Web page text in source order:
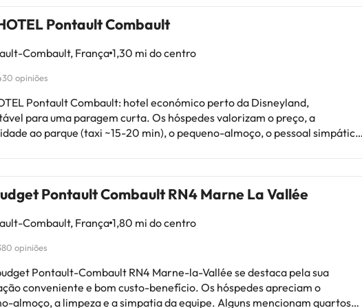
Pontault Combault
Combault, França 1,30 mi do centro
opiniões
Pontault Combault: hotel económico perto da Disneyland,
uma paragem curta. Os hóspedes valorizam o preço, a
ao parque (taxi ~15-20 min), o pequeno-almoço, o pessoal simpático
localização e preço; se precisa de silêncio, conforto ou mais cuidado
talvez procure outra coisa.
Pontault Combault RN4 Marne La Vallée
Combault, França 1,80 mi do centro
opiniões
Pontault-Combault RN4 Marne-la-Vallée se destaca pela sua
conveniente e bom custo-benefício. Os hóspedes apreciam o
almoço, a limpeza e a simpatia da equipe. Alguns mencionam quartos